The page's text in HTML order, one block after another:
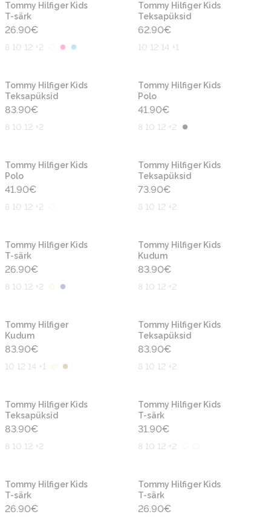
Tommy Hilfiger Kids
T-särk
26.90€
8 10 12 +2
Tommy Hilfiger Kids
Teksapüksid
62.90€
10 12 14 +1
Tommy Hilfiger Kids
Teksapüksid
83.90€
8 10 12 +2
Tommy Hilfiger Kids
Polo
41.90€
8 10 12 +2
Tommy Hilfiger Kids
Polo
41.90€
8 10 12 +2
Tommy Hilfiger Kids
Teksapüksid
73.90€
8 10 12 +2
Tommy Hilfiger Kids
T-särk
26.90€
8 10 12 +2
Tommy Hilfiger Kids
Kudum
83.90€
8 10 12 +2
Tommy Hilfiger
Kudum
83.90€
10 12 14 +1
Tommy Hilfiger Kids
Teksapüksid
83.90€
8 10 12 +2
Tommy Hilfiger Kids
Teksapüksid
83.90€
8 10 12 +2
Tommy Hilfiger Kids
T-särk
31.90€
8 10 12 +2
Tommy Hilfiger Kids
T-särk
26.90€
Tommy Hilfiger Kids
T-särk
26.90€